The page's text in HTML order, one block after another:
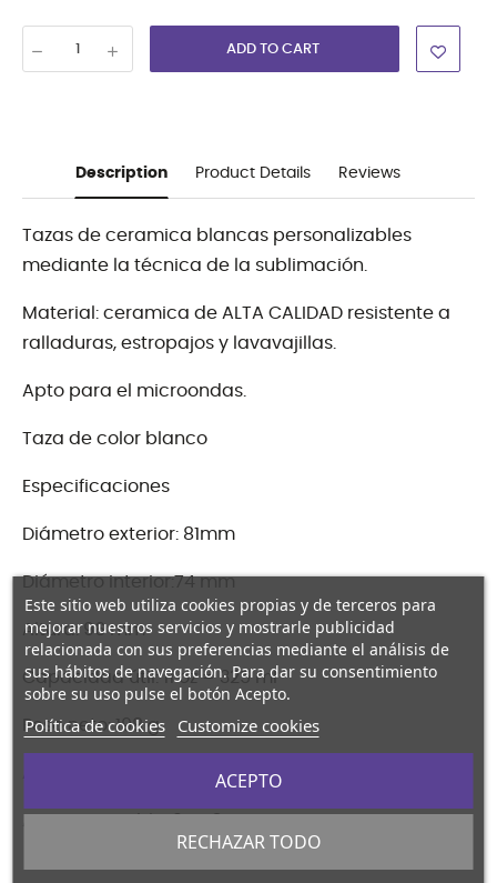
ADD TO CART
Description Product Details Reviews
Tazas de ceramica blancas personalizables
mediante la técnica de la sublimación.
Material: ceramica de ALTA CALIDAD resistente a
ralladuras, estropajos y lavavajillas.
Apto para el microondas.
Taza de color blanco
Especificaciones
Diámetro exterior: 81mm
Diámetro interior:74 mm
Altura: 96 mm
Capacidad útil: 11 oz = 325 ml
Peso neto: 198 g
Asa: Alto 72 mm x Ancho 38 mm
Este sitio web utiliza cookies propias y de terceros para
mejorar nuestros servicios y mostrarle publicidad
relacionada con sus preferencias mediante el análisis de
sus hábitos de navegación. Para dar su consentimiento
sobre su uso pulse el botón Acepto.
Política de cookies Customize cookies
RECHAZAR TODO
ACEPTO